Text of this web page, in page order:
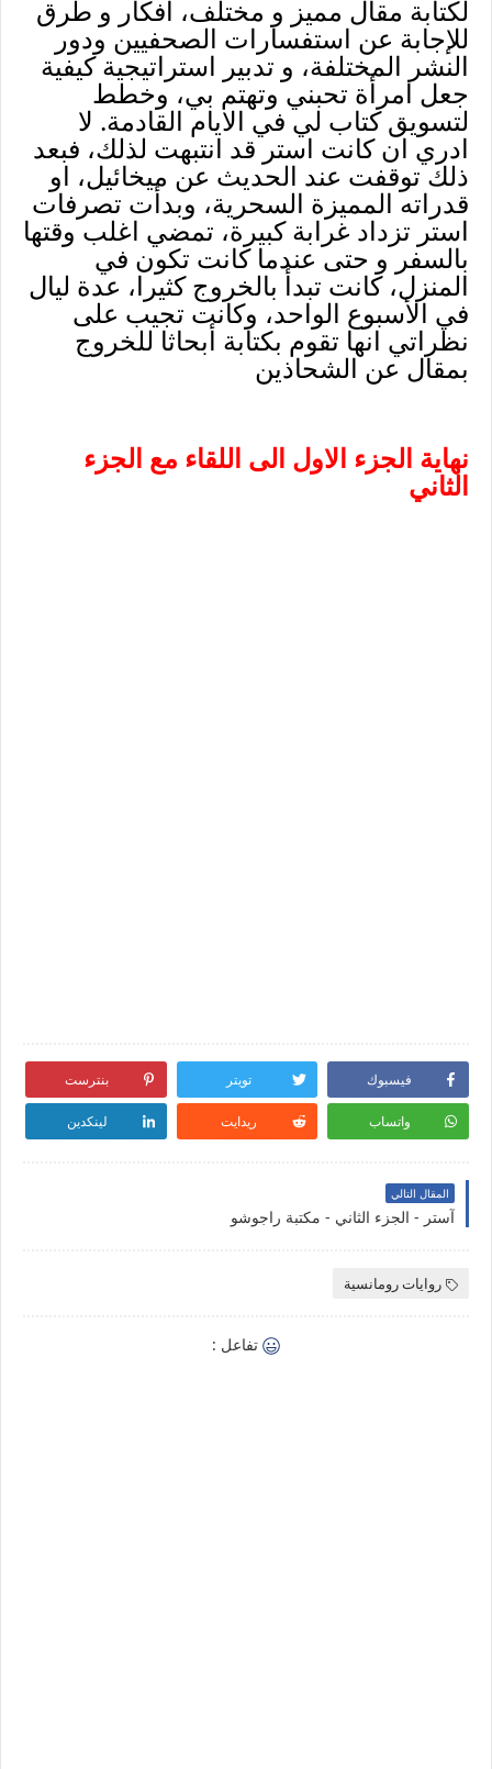
لكتابة مقال مميز و مختلف، افكار و طرق
للإجابة عن استفسارات الصحفيين ودور
النشر المختلفة، و تدبير استراتيجية كيفية
جعل امرأة تحبني وتهتم بي، وخطط
لتسويق كتاب لي في الايام القادمة. لا
ادري ان كانت استر قد انتبهت لذلك، فبعد
ذلك توقفت عند الحديث عن ميخائيل، او
قدراته المميزة السحرية، وبدأت تصرفات
استر تزداد غرابة كبيرة، تمضي اغلب وقتها
بالسفر و حتى عندما كانت تكون في
المنزل، كانت تبدأ بالخروج كثيرا، عدة ليال
في الأسبوع الواحد، وكانت تجيب على
نظراتي انها تقوم بكتابة أبحاثا للخروج
بمقال عن الشحاذين
نهاية الجزء الاول الى اللقاء مع الجزء
الثاني
فيسبوك تويتر بنترست
واتساب ريدايت لينكدين
المقال التالي
آستر - الجزء الثاني - مكتبة راجوشو
روايات رومانسية
تفاعل :